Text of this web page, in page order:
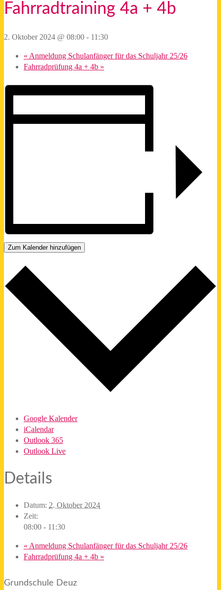
Fahrradtraining 4a + 4b
2. Oktober 2024 @ 08:00 - 11:30
« Anmeldung Schulanfänger für das Schuljahr 25/26
Fahrradprüfung 4a + 4b »
Zum Kalender hinzufügen
Google Kalender
iCalendar
Outlook 365
Outlook Live
Details
Datum: 2. Oktober 2024
Zeit:
08:00 - 11:30
« Anmeldung Schulanfänger für das Schuljahr 25/26
Fahrradprüfung 4a + 4b »
Grundschule Deuz